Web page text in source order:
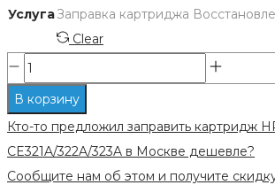
УслугаЗаправка картриджа
Clear
Количество
Заправка
картриджа
В корзину
Кто-то предложил заправить картридж
CE321A/322A/323A в Москве дешевле?
Сообщите нам об этом и получите